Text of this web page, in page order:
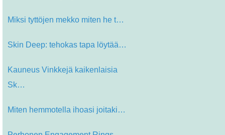
Miksi tyttöjen mekko miten he teke…
Skin Deep: tehokas tapa löytää Y…
Kauneus Vinkkejä kaikenlaisia ​​
Sk…
Miten hemmotella ihoasi joitakin he…